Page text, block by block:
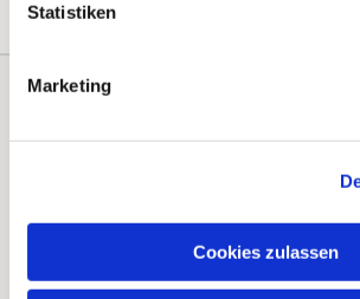
Statistiken
Marketing
Cookies zulassen
Kontakte
Kalender
FAQ